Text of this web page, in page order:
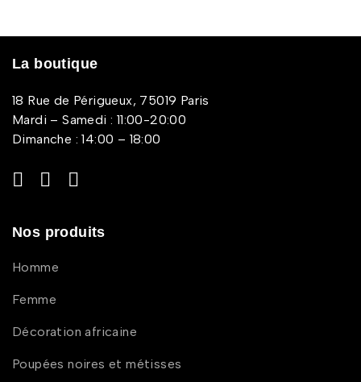
La boutique
18 Rue de Périgueux, 75019 Paris
Mardi – Samedi : 11:00-20:00
Dimanche : 14:00 – 18:00
Nos produits
Homme
Femme
Décoration africaine
Poupées noires et métisses